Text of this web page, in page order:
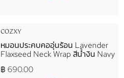
COZXY
หมอนประคบคออุ่นร้อน Lavender
Flaxseed Neck Wrap สีน้ำงิน Navy
฿ 690.00